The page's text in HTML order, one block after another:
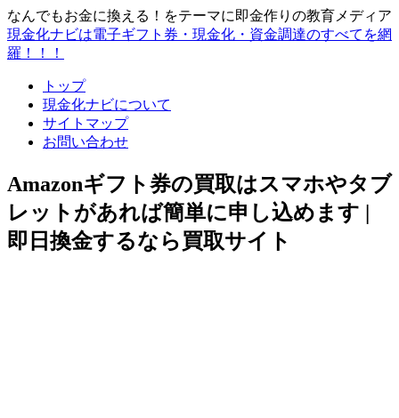
なんでもお金に換える！をテーマに即金作りの教育メディア
現金化ナビは電子ギフト券・現金化・資金調達のすべてを網
羅！！！
トップ
現金化ナビについて
サイトマップ
お問い合わせ
Amazonギフト券の買取はスマホやタブ
レットがあれば簡単に申し込めます |
即日換金するなら買取サイト